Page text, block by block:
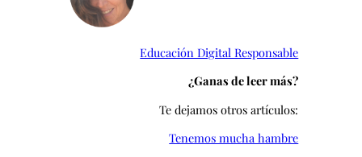
Educación Digital Responsable
¿Ganas de leer más?
Te dejamos otros artículos:
Tenemos mucha hambre